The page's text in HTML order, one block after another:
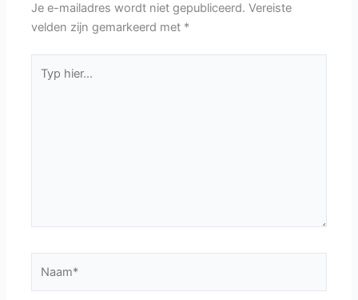
Je e-mailadres wordt niet gepubliceerd. Vereiste
velden zijn gemarkeerd met *
hier...